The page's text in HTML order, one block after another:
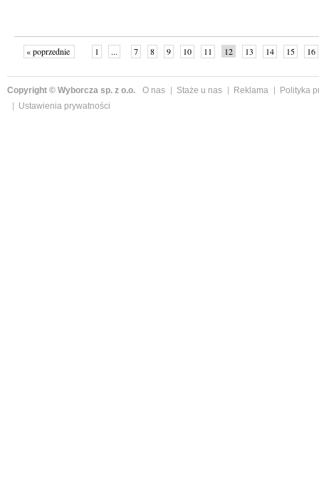
« poprzednie 1 ... 7 8 9 10 11 12 13 14 15 16
Copyright © Wyborcza sp. z o.o. O nas Staże u nas Reklama
Polityka
Ustawienia prywatności